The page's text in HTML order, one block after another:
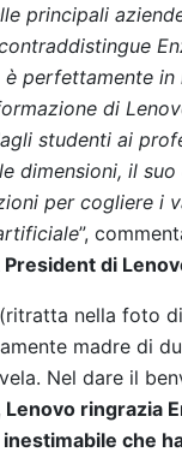
principali
perfettamente in
di
studenti ai
dimensioni, il
per cogliere i
”,
President di
nella foto
madre di
Nel dare il
Lenovo ringrazia
che